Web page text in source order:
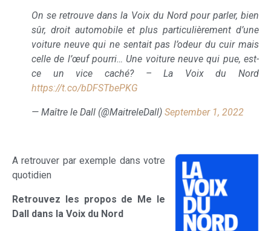
On se retrouve dans la Voix du Nord pour parler, bien
sûr, droit automobile et plus particulièrement d’une
voiture neuve qui ne sentait pas l’odeur du cuir mais
celle de l’œuf pourri… Une voiture neuve qui pue, est-
ce un vice caché? – La Voix du Nord
https://t.co/bDFSTbePKG
— Maître le Dall (@MaitreleDall) September 1, 2022
A retrouver par exemple dans votre
quotidien
Retrouvez les propos de Me le
Dall dans la Voix du Nord